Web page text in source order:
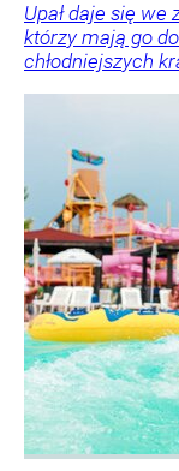
Upał daje się
którzy mają go
chłodniejszych